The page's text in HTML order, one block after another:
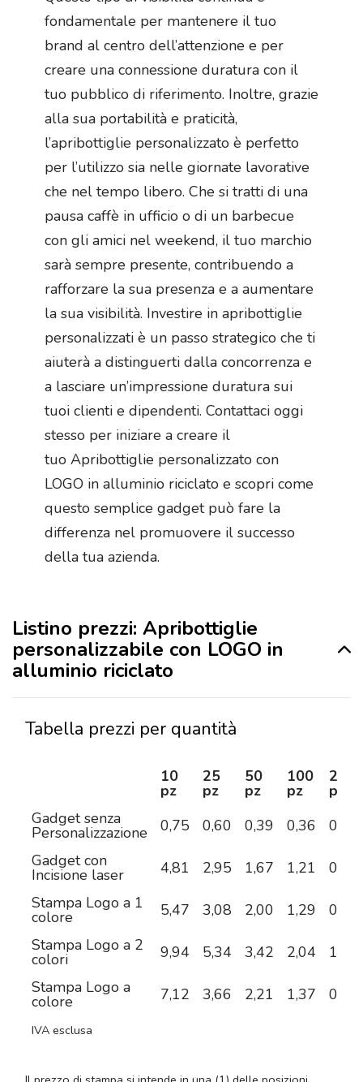
fondamentale per mantenere il tuo
brand al centro dell’attenzione e per
creare una connessione duratura con il
tuo pubblico di riferimento. Inoltre, grazie
alla sua portabilità e praticità,
l’apribottiglie personalizzato è perfetto
per l’utilizzo sia nelle giornate lavorative
che nel tempo libero. Che si tratti di una
pausa caffè in ufficio o di un barbecue
con gli amici nel weekend, il tuo marchio
sarà sempre presente, contribuendo a
rafforzare la sua presenza e a aumentare
la sua visibilità. Investire in apribottiglie
personalizzati è un passo strategico che ti
aiuterà a distinguerti dalla concorrenza e
a lasciare un’impressione duratura sui
tuoi clienti e dipendenti. Contattaci oggi
stesso per iniziare a creare il
tuo Apribottiglie personalizzato con
LOGO in alluminio riciclato e scopri come
questo semplice gadget può fare la
differenza nel promuovere il successo
della tua azienda.
Listino prezzi: Apribottiglie
personalizzabile con LOGO in
alluminio riciclato
Tabella prezzi per quantità
10
pz
25
pz
50
pz
100
pz
250
pz
Gadget senza
Personalizzazione 0,75 0,60 0,39 0,36
0,29
Gadget con
Incisione laser 4,81 2,95 1,67 1,21
0,86
Stampa Logo a 1
colore 5,47 3,08 2,00 1,29
0,86
Stampa Logo a 2
colori 9,94 5,34 3,42 2,04
1,26
Stampa Logo a
colore 7,12 3,66 2,21 1,37 0,91
IVA esclusa